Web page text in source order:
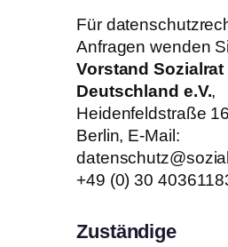
Für
Anfragen wenden
Vorstand Sozialrat
Deutschland e.V.,
Heidenfeldstraße
Berlin, E-Mail:
+49 (0) 30
Zuständige